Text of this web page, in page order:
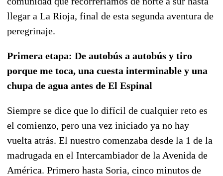
llegar a La Rioja, final de esta segunda aventura de
peregrinaje.
Primera etapa: De autobús a autobús y tiro
porque me toca, una cuesta interminable y una
chupa de agua antes de El Espinal
Siempre se dice que lo difícil de cualquier reto es
el comienzo, pero una vez iniciado ya no hay
vuelta atrás. El nuestro comenzaba desde la 1 de la
madrugada en el Intercambiador de la Avenida de
América. Primero hasta Soria, cinco minutos de